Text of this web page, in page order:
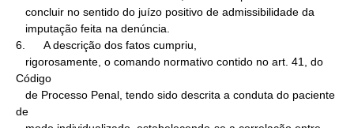
6.      A descrição dos fatos cumpriu,
Código
de